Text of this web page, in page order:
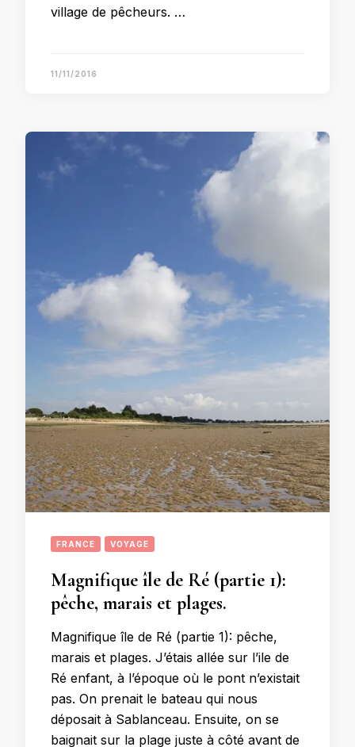
village de pêcheurs. …
11/11/2016
FRANCE VOYAGE
Magnifique île de Ré (partie 1):
pêche, marais et plages.
Magnifique île de Ré (partie 1): pêche,
marais et plages. J’étais allée sur l’ile de
Ré enfant, à l’époque où le pont n’existait
pas. On prenait le bateau qui nous
déposait à Sablanceau. Ensuite, on se
baignait sur la plage juste à côté avant de